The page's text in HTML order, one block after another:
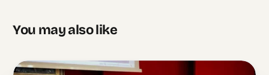
You may also like